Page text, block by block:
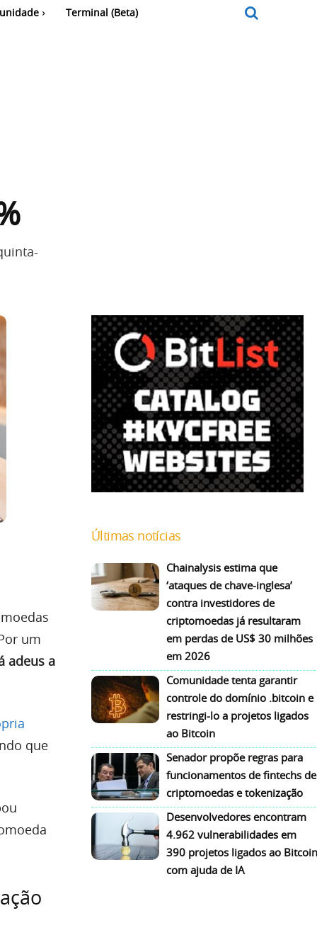
Terminal (Beta)
um
adeus a
que
Últimas notícias
Chainalysis estima que
‘ataques de chave-inglesa’
contra investidores de
criptomoedas já resultaram
em perdas de US$ 30 milhões
em 2026
Comunidade tenta garantir
controle do domínio .bitcoin e
restringi-lo a projetos ligados
ao Bitcoin
Senador propõe regras para
funcionamentos de fintechs de
criptomoedas e tokenização
Desenvolvedores encontram
4.962 vulnerabilidades em
390 projetos ligados ao Bitcoin
com ajuda de IA